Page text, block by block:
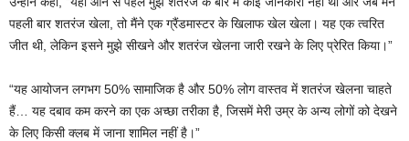
पहली बार शतरंज खेला, तो मैंने एक ग्रैंडमास्टर के खिलाफ खेल खेला। यह एक त्वरित
जीत थी, लेकिन इसने मुझे सीखने और शतरंज खेलना जारी रखने के लिए प्रेरित किया।”
“यह आयोजन लगभग 50% सामाजिक है और 50% लोग वास्तव में शतरंज खेलना चाहते
हैं… यह दबाव कम करने का एक अच्छा तरीका है, जिसमें मेरी उम्र के अन्य लोगों को देखने
के लिए किसी क्लब में जाना शामिल नहीं है।”